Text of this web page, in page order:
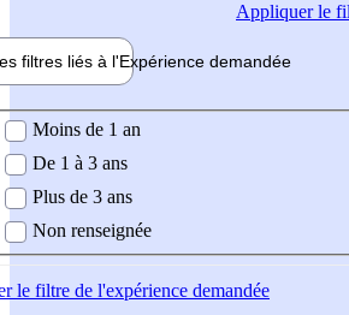
Appliquerle
filtres liés à l'Expérience demandée
demandée
Moins de 1 an
De 1 à 3 ans
Plus de 3 ans
Non renseignée
le filtre de l'expérience demandée